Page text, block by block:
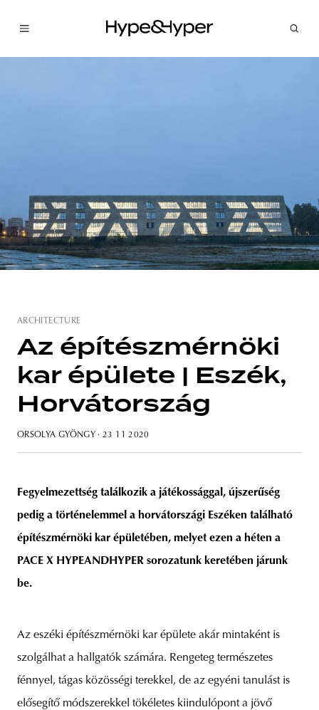
budapest branding
ARCHITECTURE
Az építészmérnöki
kar épülete | Eszék,
Horvátország
ORSOLYA GYÖNGY · 23 11 2020
Fegyelmezettség találkozik a játékossággal, újszerűség
pedig a történelemmel a horvátországi Eszéken található
építészmérnöki kar épületében, melyet ezen a héten a
PACE X HYPEANDHYPER sorozatunk keretében járunk
be.
Az eszéki építészmérnöki kar épülete akár mintaként is
szolgálhat a hallgatók számára. Rengeteg természetes
fénnyel, tágas közösségi terekkel, de az egyéni tanulást is
elősegítő módszerekkel tökéletes kiindulópont a jövő